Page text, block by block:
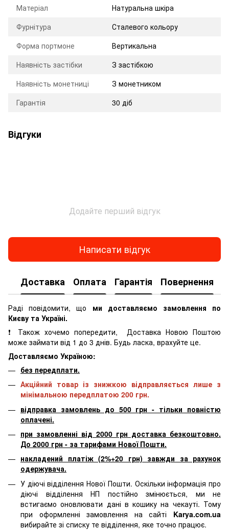
Матеріал
Натуральна шкіра
Фурнітура
Сталевого кольору
Форма портмоне
Вертикальна
Наявність застібки
З застібкою
Наявність монетниці
З монетником
Гарантія
30 діб
Відгуки
Додайте перший відгук
Написати відгук
Доставка Оплата Гарантія Повернення
Раді повідомити, що ми доставляємо замовлення по
Києву та Україні.
❗ Також хочемо попередити, Доставка Новою Поштою
може займати від 1 до 3 днів. Будь ласка, врахуйте це.
Доставляємо Україною:
без передплати.
Акційний товар із знижкою відправляється лише з
мінімальною передплатою 200 грн.
відправка замовлень до 500 грн - тільки повністю
оплачені.
при замовленні від 2000 грн доставка безкоштовно.
До 2000 грн - за тарифами Нової Пошти.
накладений платіж (2%+20 грн) завжди за рахунок
одержувача.
У діючі відділення Нової Пошти. Оскільки інформація про
діючі відділення НП постійно змінюється, ми не
встигаємо оновлювати дані в кошику на чекауті. Тому
при оформленні замовлення на сайті Karya.com.ua
вибирайте зі списку те відділення, яке точно працює.